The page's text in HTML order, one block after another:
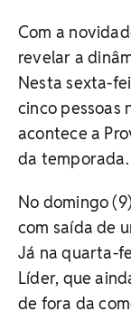
Com a
revelar a
Nesta sexta-
cinco pessoas
acontece a
da temporada.
No domingo
com saída de
Já na quarta-
Líder, que
de fora da